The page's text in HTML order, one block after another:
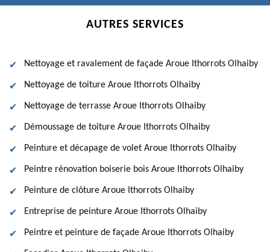
AUTRES SERVICES
Nettoyage et ravalement de façade Aroue Ithorrots Olhaiby
Nettoyage de toiture Aroue Ithorrots Olhaiby
Nettoyage de terrasse Aroue Ithorrots Olhaiby
Démoussage de toiture Aroue Ithorrots Olhaiby
Peinture et décapage de volet Aroue Ithorrots Olhaiby
Peintre rénovation boiserie bois Aroue Ithorrots Olhaiby
Peinture de clôture Aroue Ithorrots Olhaiby
Entreprise de peinture Aroue Ithorrots Olhaiby
Peintre et peinture de façade Aroue Ithorrots Olhaiby